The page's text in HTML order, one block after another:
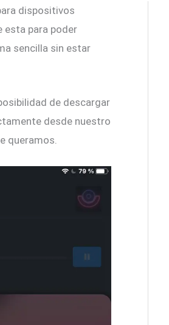
dispositivos
esta para poder
sencilla sin estar
de descargar
desde nuestro
queramos.